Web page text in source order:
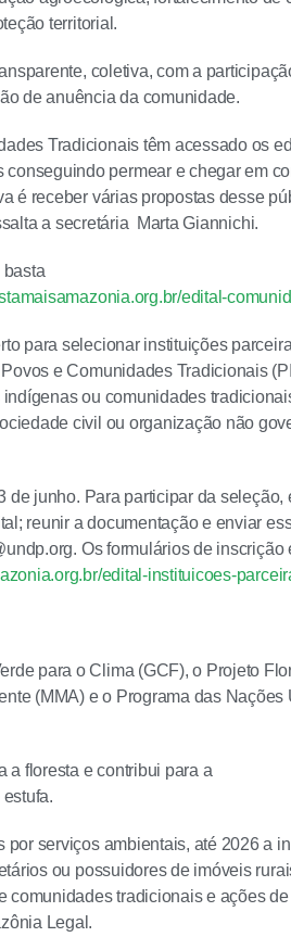
territorial.
coletiva, com a
de anuência da comunidade.
Tradicionais têm acessado os
permear e chegar em
é receber várias propostas desse
a secretária Marta Giannichi.
basta
edital-
para selecionar instituições
e Comunidades Tradicionais
ou comunidades
civil ou organização não
de junho. Para participar da seleção,
reunir a documentação e enviar
Os formulários de inscrição
edital-instituicoes-
para o Clima (GCF), o Projeto
(MMA) e o Programa das
a floresta e contribui para a
serviços ambientais, até 2026 a
ou possuidores de imóveis
comunidades tradicionais e ações
Legal.